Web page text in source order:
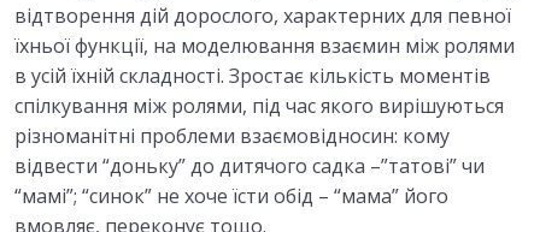
відтворення дій дорослого, характерних для певної
їхньої функції, на моделювання взаємин між ролями
в усій їхній складності. Зростає кількість моментів
спілкування між ролями, під час якого вирішуються
різноманітні проблеми взаємовідносин: кому
відвести “доньку” до дитячого садка –”татові” чи
“мамі”; “синок” не хоче їсти обід – “мама” його
вмовляє, переконує тощо.